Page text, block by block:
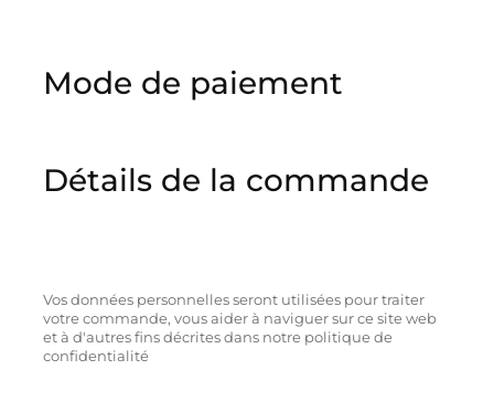
Mode de paiement
Détails de la commande
Vos données personnelles seront utilisées pour traiter
votre commande, vous aider à naviguer sur ce site web
et à d'autres fins décrites dans notre politique de
confidentialité